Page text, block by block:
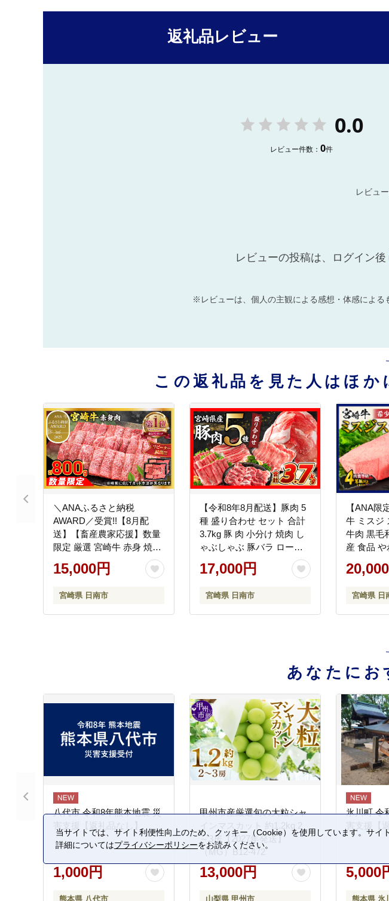
返礼品レビュー
0.0
レビュー件数： 0件
レビュ
レビューの投稿は、ログイン後
※レビューは、個人の主観による感想・体感による
この返礼品を見た人はほか
＼ANAふるさと納税
AWARD／受賞!!【8月配
送】【畜産農家応援】数量
限定 厳選 宮崎牛 赤身 焼肉
計800g 牛肉 国産 焼き肉
BBQ 鉄板焼き バーベキュ
モ A4 A5 等級 ギフト 贈答
小分け 食品 選べる ミヤチ
15,000円
宮崎県 日南市
【令和8年8月配送】豚肉 5
種 盛り合わせ セット 合計
3.7kg 豚 肉 小分け 焼肉 し
ゃぶしゃぶ 豚バラ ロース
赤身 こま切れ スライス 宮
崎県産 国産 食品 豚丼 豚し
パック 食べ比べ おすすめ
料理に大活躍 ミヤチク 宮
17,000円
宮崎県 日南市
【ANA限
牛 ミスジ
牛肉 黒毛
産 食品
質 贅沢
褒美 お祝
板焼き
ミヤチク
宮崎県 日
あなたにお
八代市 令和8年熊本地震 災
害支援【返礼品なし】
1,000円
熊本県 八代市
甲州市産厳選旬の大粒シャ
インマスカット 約1.2kg 2
～3房【2027年発送】
（MG）B12-472
13,000円
山梨県 甲州市
氷川町 令
害支援【
5,000
熊本県 氷
当サイトでは、サイト利便性向上のため、クッキー（Cookie）を使用しています。サ
詳細についてはプライバシーポリシーをお読みください。